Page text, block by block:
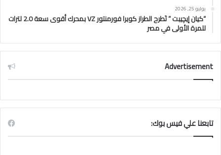
يوليو 25, 2026
“كيان إيچيبت ” تَطرح الطراز كوبرا فورمنتور VZ بمحرك أقوى سعة 2.0 لترات
للمرة الأولى في مصر
Advertisement
تابعنا علي فيس بوك: